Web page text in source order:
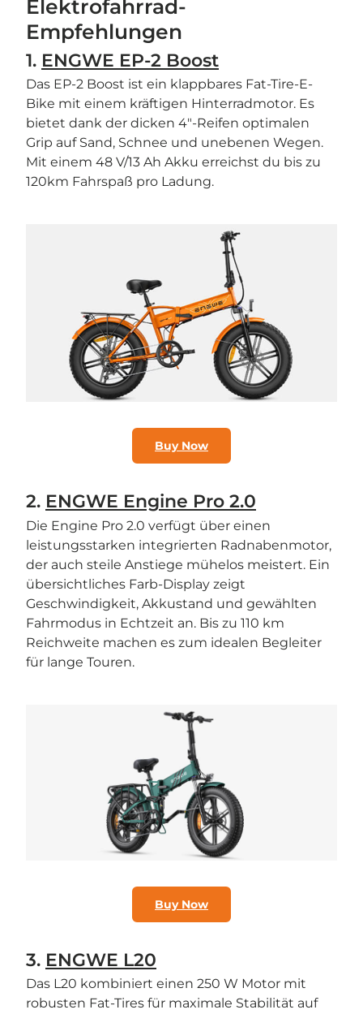
Elektrofahrrad-
Empfehlungen
1. ENGWE EP-2 Boost
Das EP-2 Boost ist ein klappbares Fat-Tire-E-
Bike mit einem kräftigen Hinterradmotor. Es
bietet dank der dicken 4″-Reifen optimalen
Grip auf Sand, Schnee und unebenen Wegen.
Mit einem 48 V/13 Ah Akku erreichst du bis zu
120km Fahrspaß pro Ladung.
Buy Now
2. ENGWE Engine Pro 2.0
Die Engine Pro 2.0 verfügt über einen
leistungsstarken integrierten Radnabenmotor,
der auch steile Anstiege mühelos meistert. Ein
übersichtliches Farb-Display zeigt
Geschwindigkeit, Akkustand und gewählten
Fahrmodus in Echtzeit an. Bis zu 110 km
Reichweite machen es zum idealen Begleiter
für lange Touren.
Buy Now
3. ENGWE L20
Das L20 kombiniert einen 250 W Motor mit
robusten Fat-Tires für maximale Stabilität auf